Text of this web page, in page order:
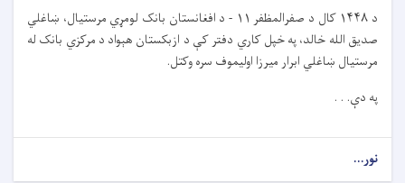
د ۱۴۴۸ کال د صفرالمظفر ۱۱ -
د افغانستان بانک لومړي مرستیال، ښاغلي
صدیق الله خالد، په خپل کاري دفتر کې د ازبکستان هېواد د مرکزي بانک له
مرستیال ښاغلي ابرار میرزا اولیموف سره وکتل.
په دې. . .
نور...